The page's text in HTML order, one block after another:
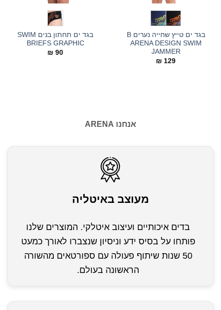
בגד ים טייץ שחייה נערים B
ARENA DESIGN SWIM
JAMMER
₪ 129
בגד ים תחתון בנים SWIM
BRIEFS GRAPHIC
₪ 90
אנחנו ARENA
מעוצב באיטליה
בדים איכותיים ועיצוב איטלקי. המוצרים שלנו
פותחו על בסיס ידע וניסיון שנצברו לאורך כמעט
50 שנות שיתוף פעולה עם ספורטאים מהשורה
הראשונה בעולם.